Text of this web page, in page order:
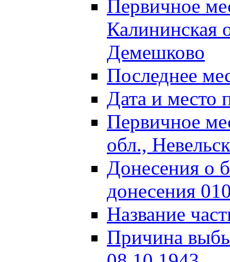
Первичное
Калининская
Демешково
Последнее
Дата и место
Первичное
обл.,
Донесения о
донесения
Название
Причина